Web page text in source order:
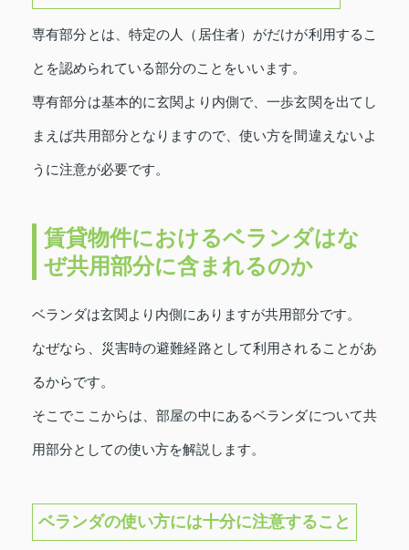
専有部分とは、特定の人（居住者）がだけが利用するこ
とを認められている部分のことをいいます。
専有部分は基本的に玄関より内側で、一歩玄関を出てし
まえば共用部分となりますので、使い方を間違えないよ
うに注意が必要です。
賃貸物件におけるベランダはな
ぜ共用部分に含まれるのか
ベランダは玄関より内側にありますが共用部分です。
なぜなら、災害時の避難経路として利用されることがあ
るからです。
そこでここからは、部屋の中にあるベランダについて共
用部分としての使い方を解説します。
ベランダの使い方には十分に注意すること